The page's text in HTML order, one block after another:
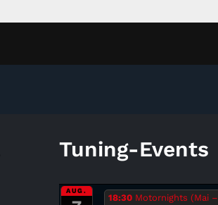
Tuning-Events
AUG.
18:30 Motornights (Mai –